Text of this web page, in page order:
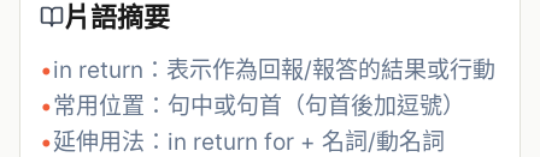
片語摘要
•in return：表示作為回報/報答的結果或行動
•常用位置：句中或句首（句首後加逗號）
•延伸用法：in return for + 名詞/動名詞